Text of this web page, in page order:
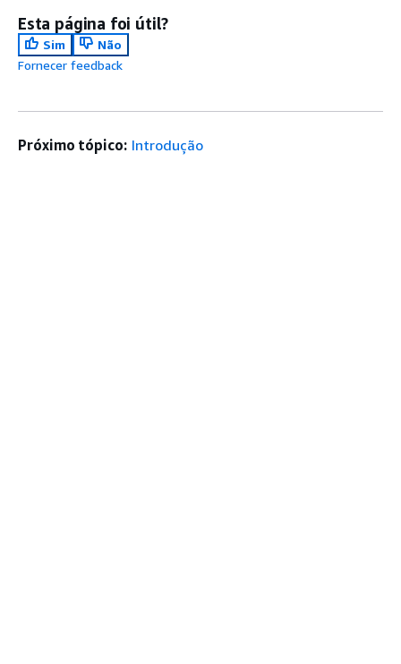
Esta página foi útil?
Sim
Não
Fornecer feedback
Próximo tópico: Introdução